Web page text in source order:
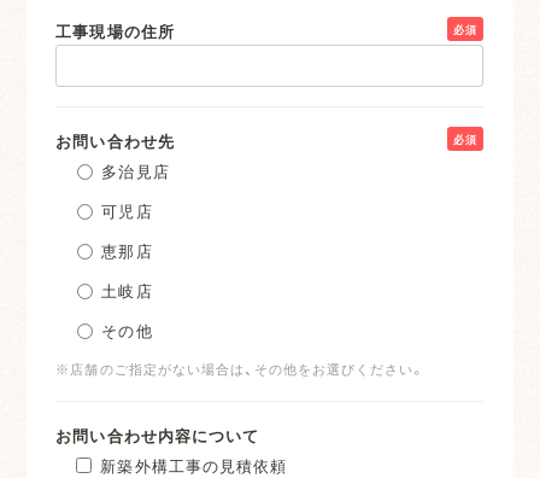
工事現場の住所 必須
お問い合わせ先 必須
多治見店
可児店
恵那店
土岐店
その他
※店舗のご指定がない場合は、その他をお選びください。
お問い合わせ内容について
新築外構工事の見積依頼